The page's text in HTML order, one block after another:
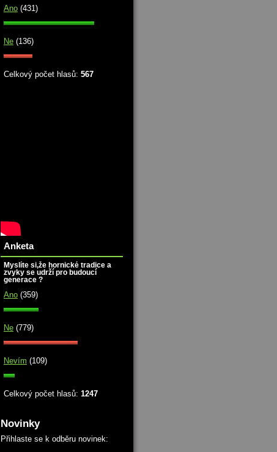
Ano (431)
Ne (136)
Celkový počet hlasů: 567
Anketa
Myslíte si,že hornické tradice a
zvyky se udrží pro budoucí
generace ?
Ano (359)
Ne (779)
Nevím (109)
Celkový počet hlasů: 1247
Novinky
Přihlaste se k odběru novinek: